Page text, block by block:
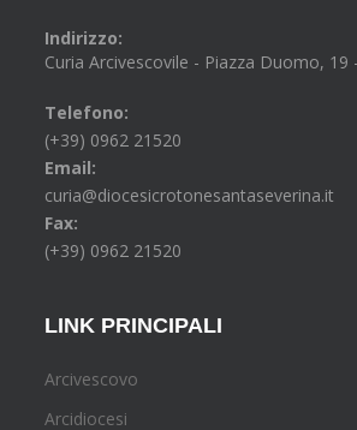
Indirizzo:
Curia Arcivescovile - Piazza Duomo, 19
Telefono:
(+39) 0962 21520
Email:
curia@diocesicrotonesantaseverina.it
Fax:
(+39) 0962 21520
LINK PRINCIPALI
Arcivescovo
Arcidiocesi